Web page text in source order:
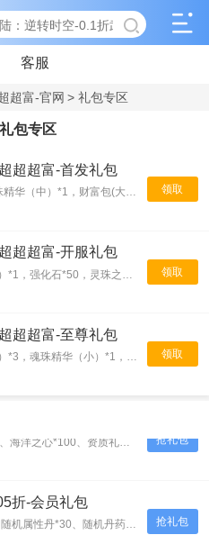
客服
超富-官网 > 礼包专区
包专区
领取
超超富-首发礼包
礼包详情：羽毛*50，魂珠精华（中）*1，财富包(大）*10，四象精魂（小）*2
领取
超超富-开服礼包
领取
超超富-至尊礼包
礼包详情：勋章令牌（小）*3，魂珠精华（小）*1，通关卷轴*20
抢礼包
员礼包
抢礼包
折-会员礼包
礼包详情：仙玉*50000、随机属性丹*30、随机丹药*30、神装碎片*500